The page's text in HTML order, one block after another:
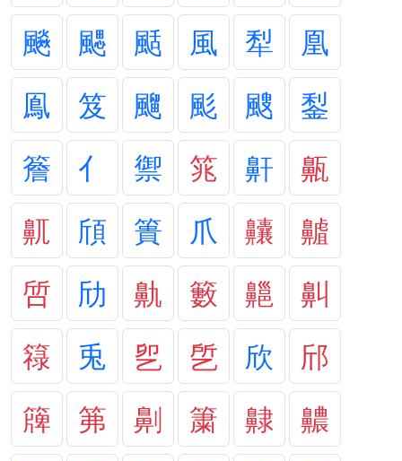
飈
颸 颳 風 犁
凰
鳯
笈 飀 颩 颼
鋫
簷
亻 禦 筄 鼾
齀
鼿
頎 簣 爪 齉
齇
啠
劤 鼽 籔 齆
鼼
簶
兎 乮 乺 欣
邤
簰
笰 劓 簘 齂
齈